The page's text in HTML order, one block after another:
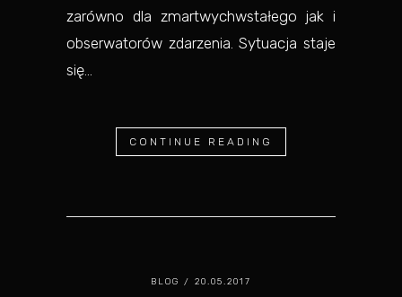
zarówno dla zmartwychwstałego jak i
obserwatorów zdarzenia. Sytuacja staje
się...
CONTINUE READING
BLOG / 20.05.2017